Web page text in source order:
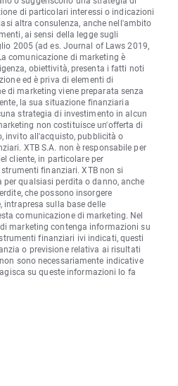
di particolari interessi o indicazioni
altra consulenza, anche nell'ambito
ai sensi della legge sugli
2005 (ad es. Journal of Laws 2019,
comunicazione di marketing è
obiettività, presenta i fatti noti
ed è priva di elementi di
di marketing viene preparata senza
la sua situazione finanziaria
strategia di investimento in alcun
non costituisce un'offerta di
invito all'acquisto, pubblicità o
XTB S.A. non è responsabile per
cliente, in particolare per
finanziari. XTB non si
qualsiasi perdita o danno, anche
che possono insorgere
sulla base delle
comunicazione di marketing. Nel
marketing contenga informazioni su
finanziari ivi indicati, questi
o previsione relativa ai risultati
sono necessariamente indicative
su queste informazioni lo fa